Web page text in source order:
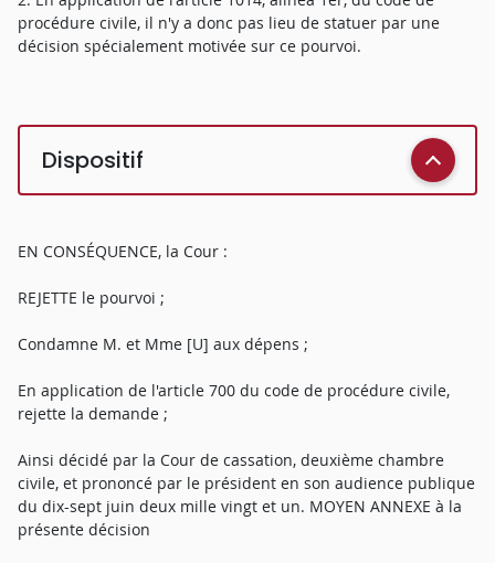
procédure civile, il n'y a donc pas lieu de statuer par une
décision spécialement motivée sur ce pourvoi.
Dispositif
EN CONSÉQUENCE, la Cour :
REJETTE le pourvoi ;
Condamne M. et Mme [U] aux dépens ;
En application de l'article 700 du code de procédure civile,
rejette la demande ;
Ainsi décidé par la Cour de cassation, deuxième chambre
civile, et prononcé par le président en son audience publique
du dix-sept juin deux mille vingt et un. MOYEN ANNEXE à la
présente décision